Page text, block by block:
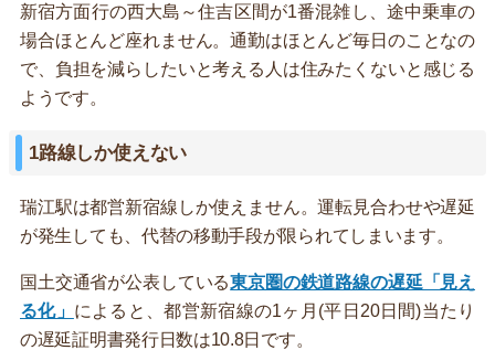
新宿方面行の西大島～住吉区間が1番混雑し、途中乗車の
場合ほとんど座れません。通勤はほとんど毎日のことなの
で、負担を減らしたいと考える人は住みたくないと感じる
ようです。
1路線しか使えない
瑞江駅は都営新宿線しか使えません。運転見合わせや遅延
が発生しても、代替の移動手段が限られてしまいます。
国土交通省が公表している東京圏の鉄道路線の遅延「見え
る化」 によると、都営新宿線の1ヶ月(平日20日間)当たり
の遅延証明書発行日数は10.8日です。